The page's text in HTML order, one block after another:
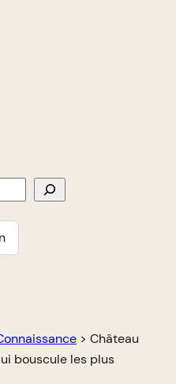
> Château
bouscule les plus